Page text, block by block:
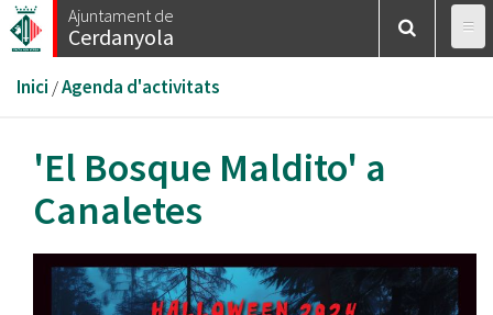
Vés
al
Ajuntament de
Cerdanyola
Esteu
aquí
Inici /Agenda d'activitats
'El Bosque Maldito' a
Canaletes